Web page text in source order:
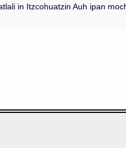
in Itzcohuatzin Auh ipan